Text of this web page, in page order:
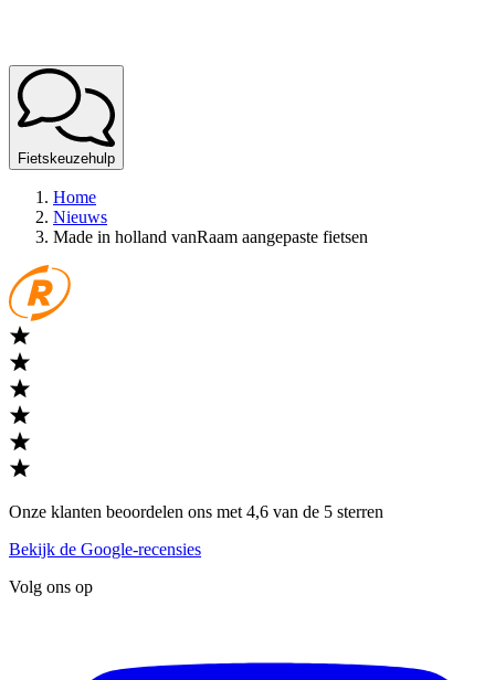
Fietskeuzehulp
Home
Nieuws
Made in holland vanRaam aangepaste fietsen
Onze klanten beoordelen ons met 4,6 van de 5 sterren
Bekijk de Google-recensies
Volg ons op